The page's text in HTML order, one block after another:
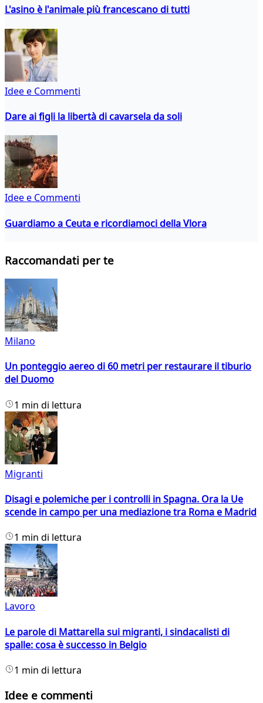
L'asino è l'animale più francescano di tutti
Idee e Commenti
Dare ai figli la libertà di cavarsela da soli
Idee e Commenti
Guardiamo a Ceuta e ricordiamoci della Vlora
Raccomandati per te
Milano
Un ponteggio aereo di 60 metri per restaurare il tiburio
del Duomo
1 min di lettura
Migranti
Disagi e polemiche per i controlli in Spagna. Ora la Ue
scende in campo per una mediazione tra Roma e Madrid
1 min di lettura
Lavoro
Le parole di Mattarella sui migranti, i sindacalisti di
spalle: cosa è successo in Belgio
1 min di lettura
Idee e commenti